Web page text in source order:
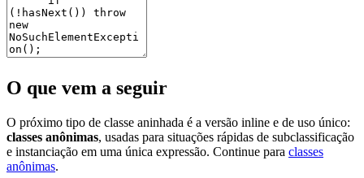
O que vem a seguir
O próximo tipo de classe aninhada é a versão inline e de uso único:
classes anônimas, usadas para situações rápidas de subclassificação
e instanciação em uma única expressão. Continue para classes
anônimas.